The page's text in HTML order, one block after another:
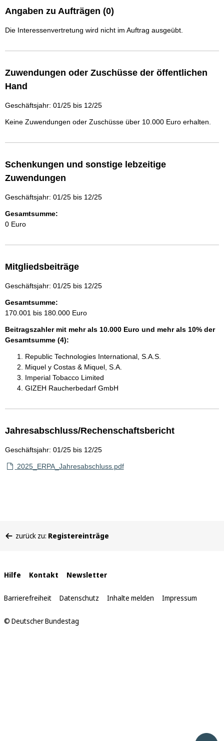
Angaben zu Aufträgen (0)
Die Interessenvertretung wird nicht im Auftrag ausgeübt.
Zuwendungen oder Zuschüsse der öffentlichen
Hand
Geschäftsjahr: 01/25 bis 12/25
Keine Zuwendungen oder Zuschüsse über 10.000 Euro erhalten.
Schenkungen und sonstige lebzeitige
Zuwendungen
Geschäftsjahr: 01/25 bis 12/25
Gesamtsumme:
0 Euro
Mitgliedsbeiträge
Geschäftsjahr: 01/25 bis 12/25
Gesamtsumme:
170.001 bis 180.000 Euro
Beitragszahler mit mehr als 10.000 Euro und mehr als 10% der
Gesamtsumme (4):
Republic Technologies International, S.A.S.
Miquel y Costas & Miquel, S.A.
Imperial Tobacco Limited
GIZEH Raucherbedarf GmbH
Jahresabschluss/Rechenschaftsbericht
Geschäftsjahr: 01/25 bis 12/25
2025_ERPA_Jahresabschluss.pdf
befinden
zurück zu: Registereinträge
Interne
Links
Hilfe Kontakt Newsletter
Barrierefreiheit Datenschutz Inhalte melden Impressum
© Deutscher Bundestag